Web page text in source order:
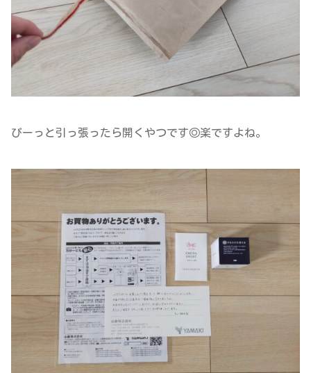
ぴーっと引っ張ったら開くやつです◎楽ですよね。